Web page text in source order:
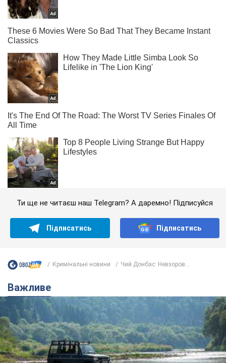
Ти ще не читаєш наш Telegram? А даремно! Підписуйся
Підписатись Підписатись
Кримінальні новини Чий Донбас: Невзоров...
Важливе